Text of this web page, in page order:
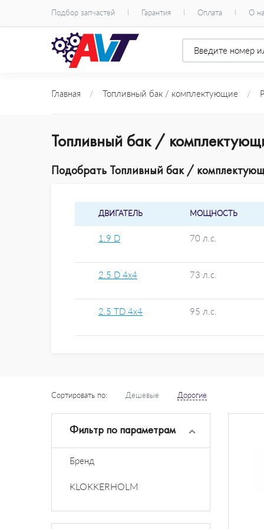
Подбор запчастей Гарантия Оплата О
Главная / Топливный бак / комплектующие /
Топливный бак /
Подобрать Топливный бак /
ДВИГАТЕЛЬ МОЩНОСТЬ
1.9 D 70 л.с.
2.5 D 4x4 73 л.с.
2.5 TD 4x4 95 л.с.
Сортировать по: Дешевые Дорогие
Фильтр по параметрам
Бренд
KLOKKERHOLM